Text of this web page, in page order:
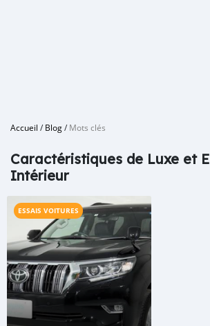
Accueil /Blog/Mots clés
Caractéristiques de Luxe et
Intérieur
ESSAIS VOITURES